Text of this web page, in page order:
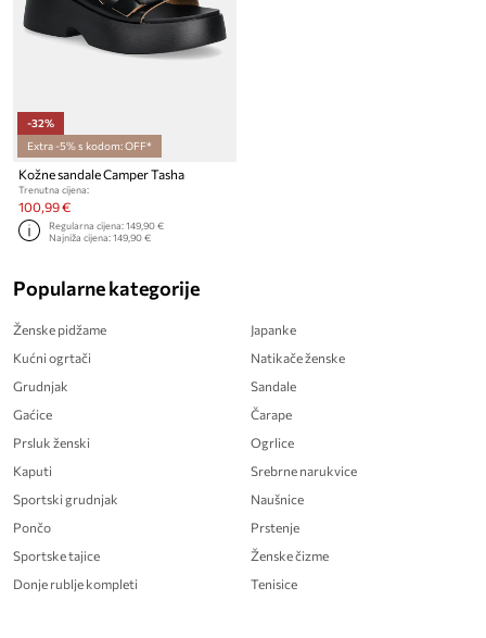
-32%
Extra -5% s kodom: OFF*
Kožne sandale Camper Tasha
Trenutna cijena:
100,99 €
Regularna cijena:149,90 €
Najniža cijena:149,90 €
Popularne kategorije
Ženske pidžame
Kućni ogrtači
Grudnjak
Gaćice
Prsluk ženski
Kaputi
Sportski grudnjak
Pončo
Sportske tajice
Donje rublje kompleti
Japanke
Natikače ženske
Sandale
Čarape
Ogrlice
Srebrne narukvice
Naušnice
Prstenje
Ženske čizme
Tenisice